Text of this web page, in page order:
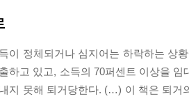
이 정체되거나 심지어는 하락하는 상
하고 있고, 소득의 70퍼센트 이상을
지 못해 퇴거당한다. (…) 이 책은 퇴